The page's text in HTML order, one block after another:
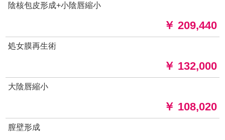
陰核包皮形成+小陰唇縮小
￥ 209,440
処女膜再生術
￥ 132,000
大陰唇縮小
￥ 108,020
膣壁形成